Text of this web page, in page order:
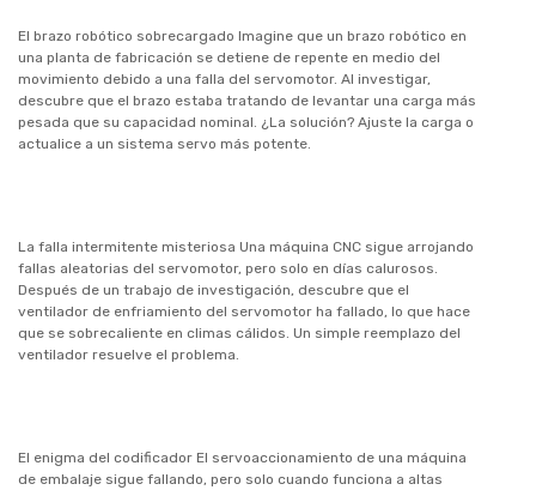
El brazo robótico sobrecargado Imagine que un brazo robótico en
una planta de fabricación se detiene de repente en medio del
movimiento debido a una falla del servomotor. Al investigar,
descubre que el brazo estaba tratando de levantar una carga más
pesada que su capacidad nominal. ¿La solución? Ajuste la carga o
actualice a un sistema servo más potente.
La falla intermitente misteriosa Una máquina CNC sigue arrojando
fallas aleatorias del servomotor, pero solo en días calurosos.
Después de un trabajo de investigación, descubre que el
ventilador de enfriamiento del servomotor ha fallado, lo que hace
que se sobrecaliente en climas cálidos. Un simple reemplazo del
ventilador resuelve el problema.
El enigma del codificador El servoaccionamiento de una máquina
de embalaje sigue fallando, pero solo cuando funciona a altas